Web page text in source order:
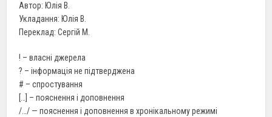
Автор: Юлія В.
Укладання: Юлія В.
Переклад: Сергій М.
! – власні джерела
? – інформація не підтверджена
# – спростування
[…] – пояснення і доповнення
/…/ — пояснення і доповнення в хронікальному режимі